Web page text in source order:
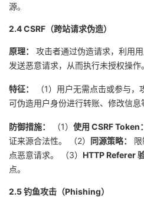
源。
2.4 CSRF（跨站请求伪造）
原理：
攻击者通过伪造请求，利用
发送恶意请求，从而执行未授权操作。
特征： （1）用户无需点击或参与
可伪造用户身份进行转账、修改信息
防御措施： （1） 使用 CSRF Token：
证来源合法性。
（2） 同源策略：
点恶意请求。
（3） HTTP Referer 验
点。
2.5 钓鱼攻击（Phishing）